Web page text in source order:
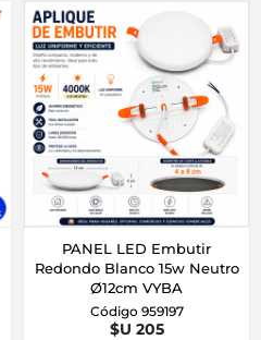
PANEL LED Embutir
Redondo Blanco 15w Neutro
Ø12cm VYBA
Código 959197
$U 205